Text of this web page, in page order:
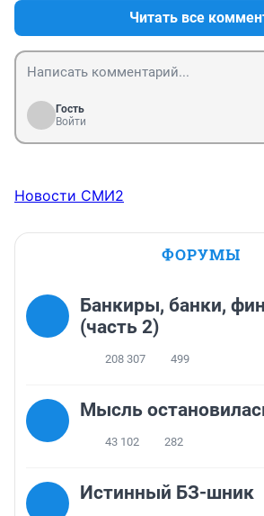
Читать все
Гость
Войти
Новости СМИ2
ФОРУМЫ
Банкиры, банки,
(часть 2)
208 307 499
Мысль
43 102 282
Истинный БЗ-шник